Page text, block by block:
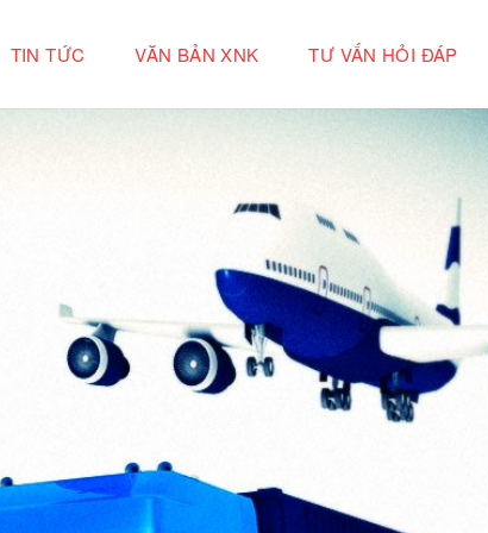
TIN TỨC VĂN BẢN XNK TƯ VẤN HỎI ĐÁP